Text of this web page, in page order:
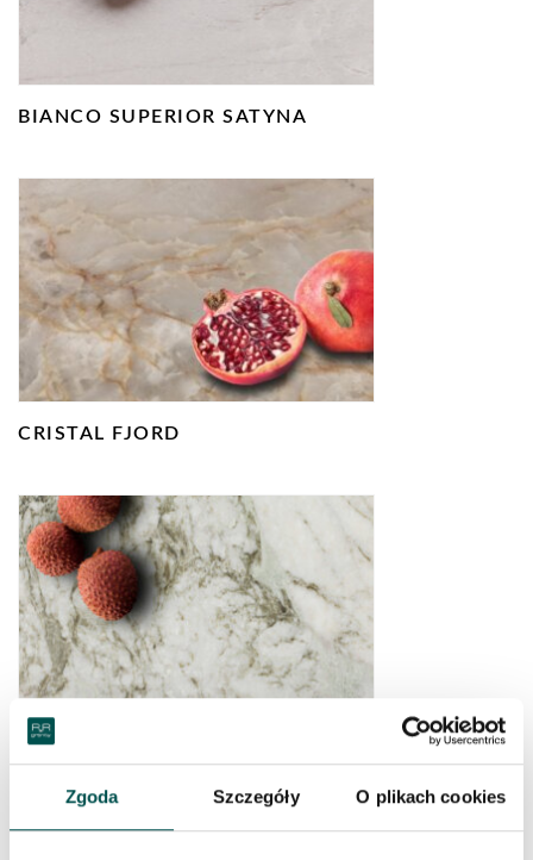
Zgoda Szczegóły O plikach cookies
BIANCO SUPERIOR SATYNA
CRISTAL FJORD
DAVINCI